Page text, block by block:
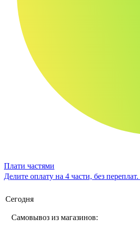
Плати частями
Делите оплату на 4 части, без переплат.
Сегодня
Самовывоз из магазинов: